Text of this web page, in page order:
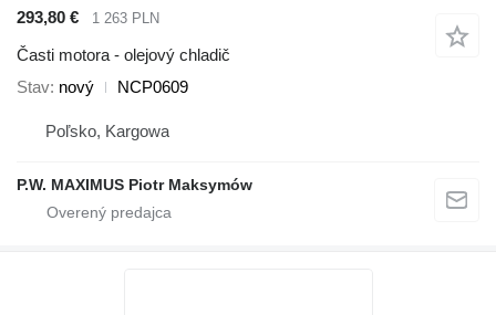
293,80 € 1 263 PLN
Časti motora - olejový chladič
Stav nový NCP0609
Poľsko, Kargowa
P.W. MAXIMUS Piotr Maksymów